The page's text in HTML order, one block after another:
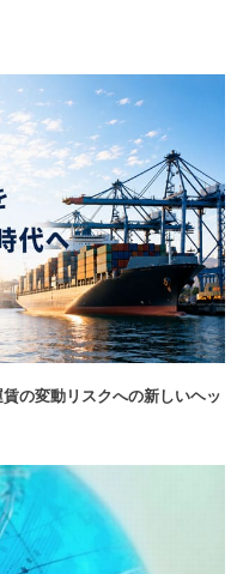
の変動リスクへの新しいヘッ